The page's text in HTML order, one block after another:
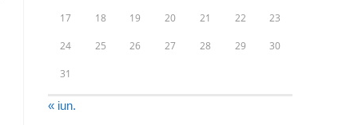
17 18 19 20 21 22 23
24 25 26 27 28 29 30
31
« iun.